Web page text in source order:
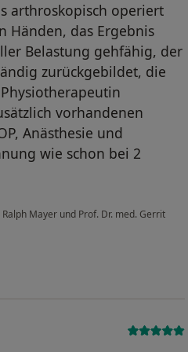
arthroskopisch operiert
Händen, das Ergebnis
Belastung gehfähig, der
zurückgebildet, die
vorhandenen
Anästhesie und
wie schon bei 2
Mayer und Prof. Dr. med. Gerrit